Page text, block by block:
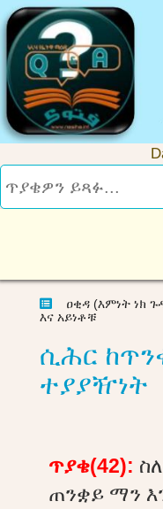
ዐቂዳ (እምነት ነክ
እና አይነቶቹ
ሲሕር
ተያያዥነት
ጥያቄ(42):
ጠንቋይ ማን